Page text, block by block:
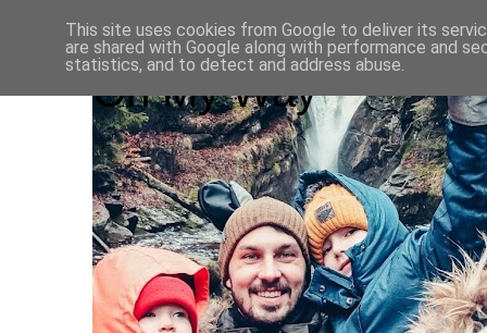
On My Way
This site uses cookies from Google to deliver its
are shared with Google along with performance and
statistics, and to detect and address abuse.